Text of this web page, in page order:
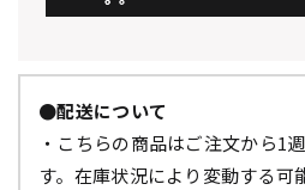
●配送について
・こちらの商品はご注文から1
す。在庫状況により変動する可